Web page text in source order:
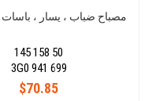
مصباح ضباب ، يسار ، باسات 19 منعطف
145 158 50
$70.85
3G0 941 699